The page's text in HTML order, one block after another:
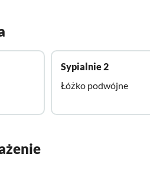
Sypialnie 2
Łóżko podwójne